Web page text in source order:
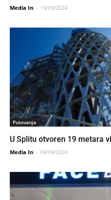
Media In - 19/09/2024
Putovanja
U Splitu otvoren 19 metara
Media In - 09/09/2024